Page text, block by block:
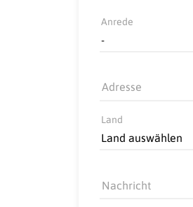
Anrede
Adresse
Land
Nachricht